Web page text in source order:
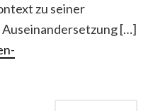
zu seiner
[…]